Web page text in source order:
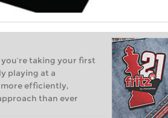
you’re taking your first
playing at a
efficiently,
than ever